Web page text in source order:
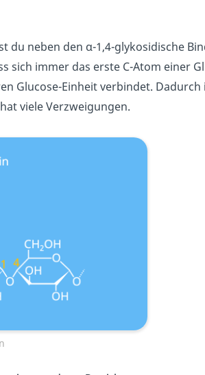
du neben den α-1,4-glykosidische
sich immer das erste C-Atom einer
Glucose-Einheit verbindet. Dadurch
viele Verzweigungen.